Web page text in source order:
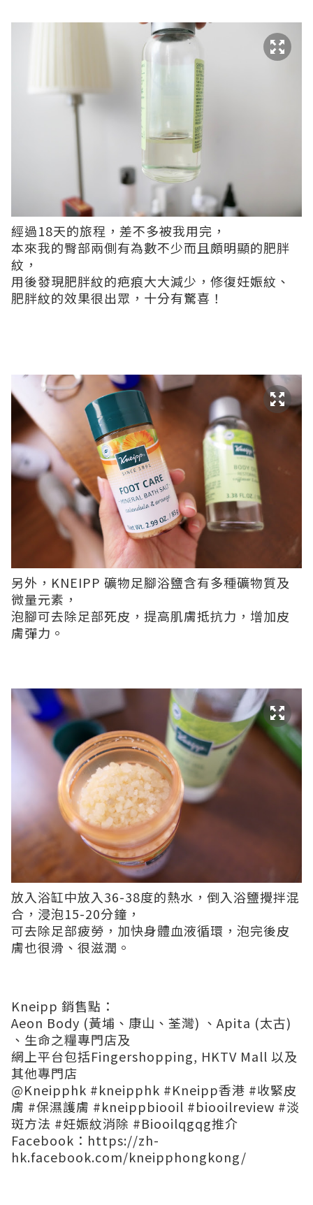
經過18天的旅程，差不多被我用完，
本來我的臀部兩側有為數不少而且頗明顯的肥胖
紋，
用後發現肥胖紋的疤痕大大減少，修復妊娠紋、
肥胖紋的效果很出眾，十分有驚喜！
另外，KNEIPP 礦物足腳浴鹽含有多種礦物質及
微量元素，
泡腳可去除足部死皮，提高肌膚抵抗力，增加皮
膚彈力。
放入浴缸中放入36-38度的熱水，倒入浴鹽攪拌混
合，浸泡15-20分鐘，
可去除足部疲勞，加快身體血液循環，泡完後皮
膚也很滑、很滋潤。
Kneipp 銷售點：
Aeon Body (黃埔、康山、荃灣) 、Apita (太古)
、生命之糧專門店及
網上平台包括Fingershopping, HKTV Mall 以及
其他專門店
@Kneipphk #kneipphk #Kneipp香港 #收緊皮
膚 #保濕護膚 #kneippbiooil #biooilreview #淡
斑方法 #妊娠紋消除 #Biooilqgqg推介
Facebook： https://zh-
hk.facebook.com/kneipphongkong/